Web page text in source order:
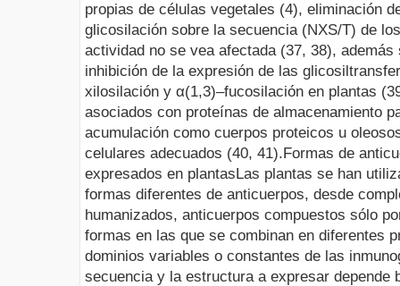
propias de células vegetales (4), eliminación
glicosilación sobre la secuencia (NXS/T) de
actividad no se vea afectada (37, 38), además
inhibición de la expresión de las
xilosilación y α(1,3)–fucosilación en plantas
asociados con proteínas de almacenamiento
acumulación como cuerpos proteicos u
celulares adecuados (40, 41).Formas de
expresados en plantasLas plantas se han
formas diferentes de anticuerpos, desde
humanizados, anticuerpos compuestos sólo
formas en las que se combinan en diferentes
dominios variables o constantes de las
secuencia y la estructura a expresar depende